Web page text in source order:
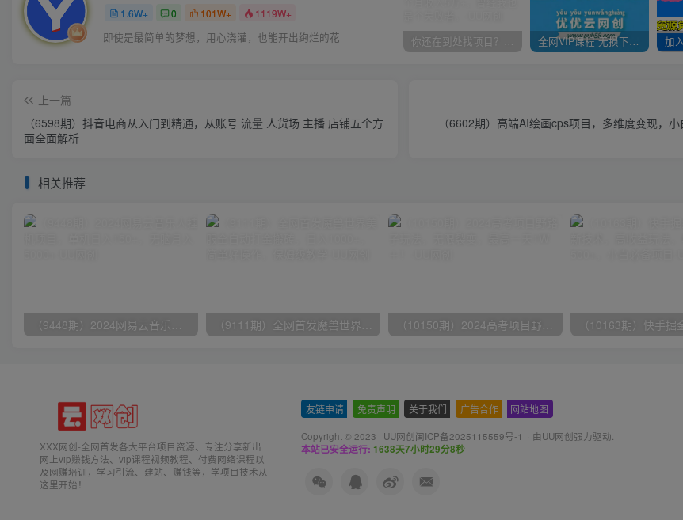
1.6W+ 0 101W+ 1119W+
即使是最简单的梦想，用心浇灌，也能开出绚烂的花 你还在到处找项目？还在当韭菜？我靠卖项目一个月收入5万+，曾经我也是个失败者。 全网VIP课程 无损下载~
上一篇
（6598期）抖音电商从入门到精通，从账号 流量 人货场 主播 店铺五个方
面全面解析
（6602期）高端AI绘画cps项目，多维度变现，
相关推荐
（9448期）2024网易云音乐人挂机项目，单机日入150+，无脑月入5000+ （9111期）全网首发魔兽世界美服全自动打金搬砖，日入1000+，简单好操作，保姆级教学 （10150期）2024高考项目野路子玩法，无限裂变，最高一天1W＋！
XXX网创-全网首发各大平台项目资源、专注分享新出
网上vip赚钱方法、vip课程视频教程、付费网络课程以
及网赚培训，学习引流、建站、赚钱等，学项目技术从
这里开始！
友链申请 免责声明 关于我们 广告合作 网站地图
Copyright © 2023 · UU网创闽ICP备2025115559号-1 · 由UU网创强力驱动.
本站已安全运行: 1638天7小时29分9秒